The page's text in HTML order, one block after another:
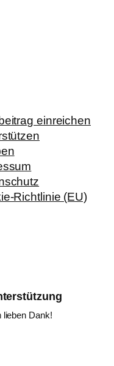
einreichen
Richtlinie (EU)
lieben Dank!